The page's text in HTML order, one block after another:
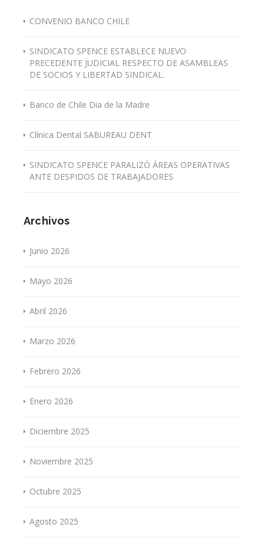
CONVENIO BANCO CHILE
SINDICATO SPENCE ESTABLECE NUEVO
PRECEDENTE JUDICIAL RESPECTO DE ASAMBLEAS
DE SOCIOS Y LIBERTAD SINDICAL.
Banco de Chile Dia de la Madre
Clínica Dental SABUREAU DENT
SINDICATO SPENCE PARALIZÓ ÁREAS OPERATIVAS
ANTE DESPIDOS DE TRABAJADORES
Archivos
Junio 2026
Mayo 2026
Abril 2026
Marzo 2026
Febrero 2026
Enero 2026
Diciembre 2025
Noviembre 2025
Octubre 2025
Agosto 2025